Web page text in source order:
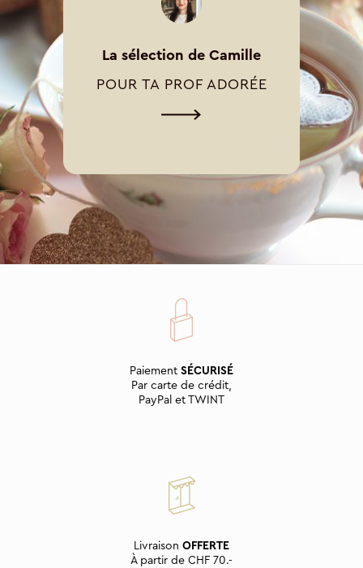
La sélection de Camille
POUR TA PROF ADORÉE
Paiement SÉCURISÉ
Par carte de crédit,
PayPal et TWINT
Livraison OFFERTE
À partir de CHF 70.-